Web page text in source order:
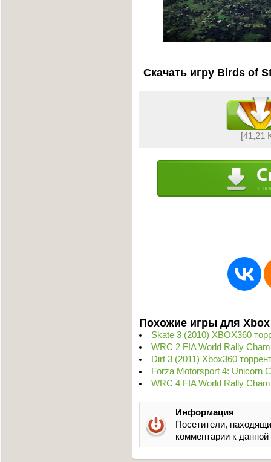
Скачать игру Birds of
[41,21
Похожие игры для Xbox
Skate 3 (2010) XBOX360
WRC 2 FIA World Rally
Dirt 3 (2011) Xbox360
Forza Motorsport 4: Unicorn
WRC 4 FIA World Rally
Информация
Посетители,
комментарии к